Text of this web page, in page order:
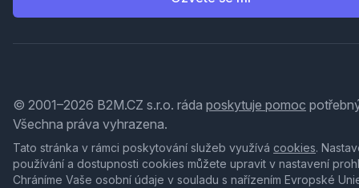
© 2001–2026 B2M.CZ s.r.o. ráda poskytuje pomoc
Všechna práva vyhrazena.
Tato stránka v rámci poskytování služeb využívá cookies.
používání a dostupnosti cookies můžete upravit v nastavení
Chráníme Vaše osobní údaje v souladu s nařízením Evropské